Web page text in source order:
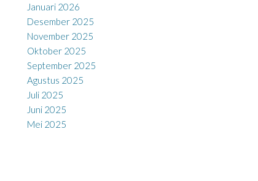
Januari 2026
Desember 2025
November 2025
Oktober 2025
September 2025
Agustus 2025
Juli 2025
Juni 2025
Mei 2025